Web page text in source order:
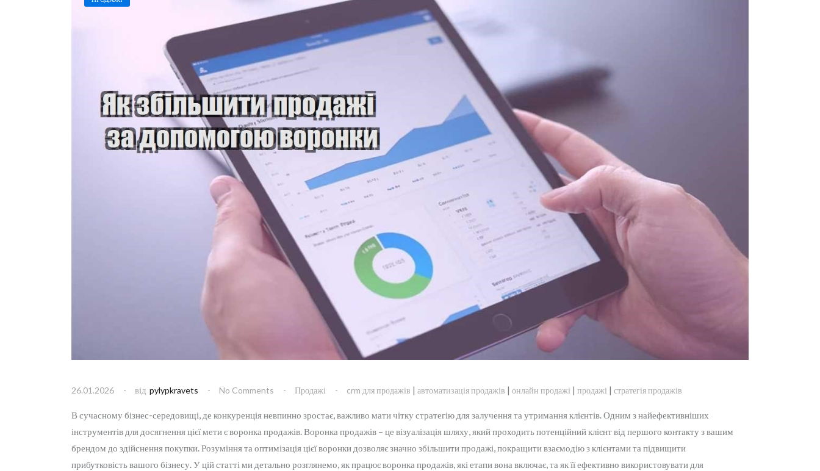
26.01.2026 від pylypkravets No Comments Продажі crm для продажів | автоматизація продажів | онлайн продажі | продажі | стратегія продажів
В сучасному бізнес-середовищі, де конкуренція невпинно зростає, важливо мати чітку стратегію для залучення та утримання клієнтів. Одним з найефективніших
інструментів для досягнення цієї мети є воронка продажів. Воронка продажів – це візуалізація шляху, який проходить потенційний клієнт від першого контакту з вашим
брендом до здійснення покупки. Розуміння та оптимізація цієї воронки дозволяє значно збільшити продажі, покращити взаємодію з клієнтами та підвищити
прибутковість вашого бізнесу. У цій статті ми детально розглянемо, як працює воронка продажів, які етапи вона включає, та як її ефективно використовувати для